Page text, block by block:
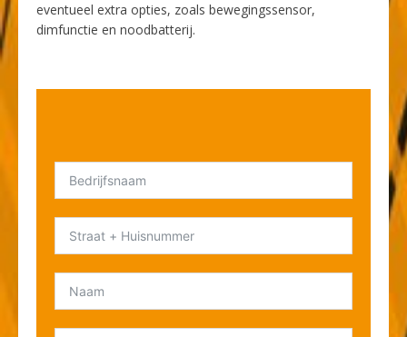
eventueel extra opties, zoals bewegingssensor,
dimfunctie en noodbatterij.